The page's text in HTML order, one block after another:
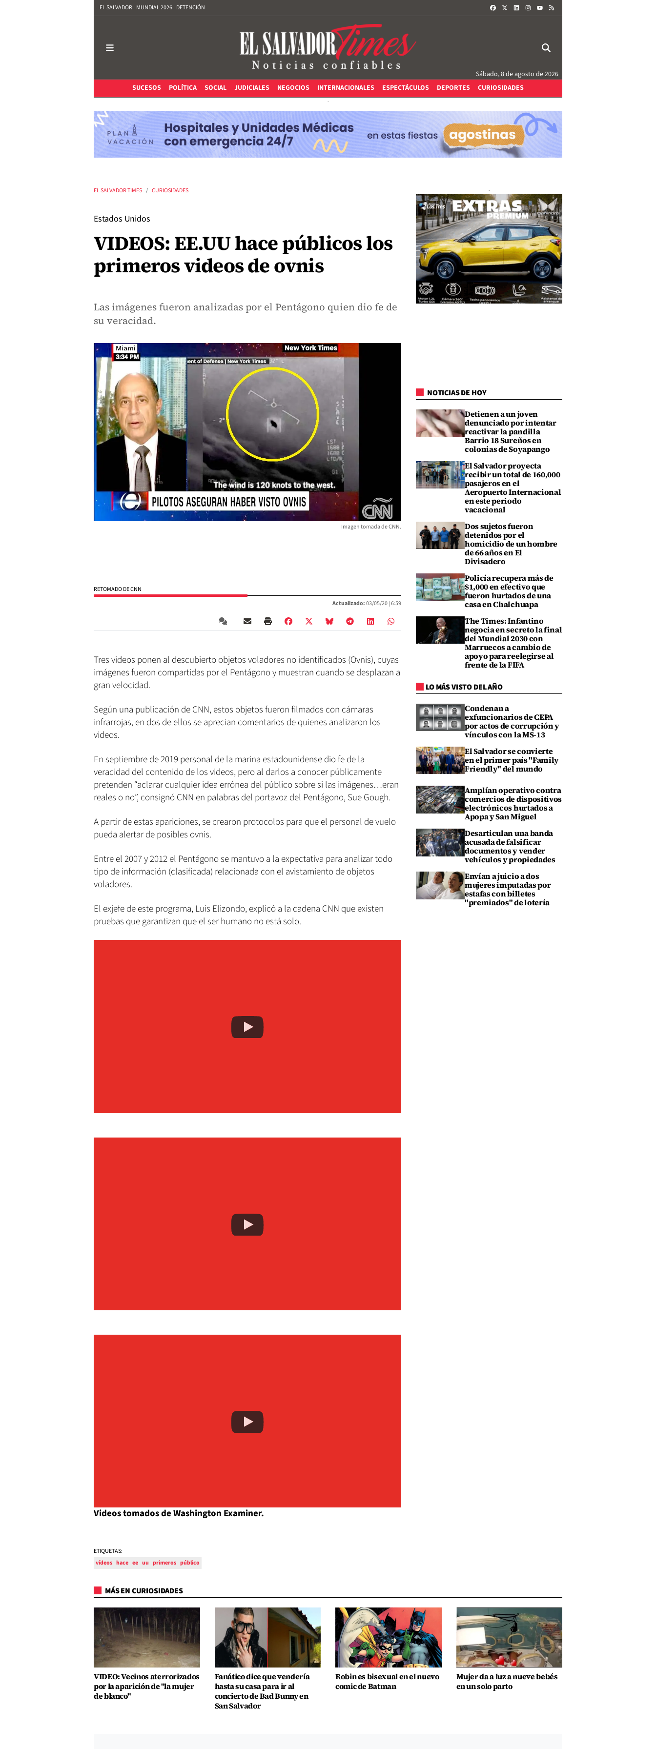
EL SALVADOR MUNDIAL 2026 DETENCIÓN FACEBOOKLINKEDININSTAGRAM
Sábado, 8 de agosto de 2026
SUCESOS
POLÍTICA SOCIAL JUDICIALES NEGOCIOS INTERNACIONALES ESPECTÁCULOS DEPORTES CURIOSIDADES
EL SALVADOR TIMES CURIOSIDADES
Estados Unidos
VIDEOS: EE.UU hace públicos los
primeros videos de ovnis
Las imágenes fueron analizadas por el Pentágono quien dio fe de
su veracidad.
Imagen tomada de CNN.
RETOMADO DE CNN
Actualizado:03/05/20 |6:59
Tres videos ponen al descubierto objetos voladores no identificados (Ovnis), cuyas
imágenes fueron compartidas por el Pentágono y muestran cuando se desplazan a
gran velocidad.
Según una publicación de CNN, estos objetos fueron filmados con cámaras
infrarrojas, en dos de ellos se aprecian comentarios de quienes analizaron los
videos.
En septiembre de 2019 personal de la marina estadounidense dio fe de la
veracidad del contenido de los videos, pero al darlos a conocer públicamente
pretenden “aclarar cualquier idea errónea del público sobre si las imágenes…eran
reales o no”, consignó CNN en palabras del portavoz del Pentágono, Sue Gough.
A partir de estas apariciones, se crearon protocolos para que el personal de vuelo
pueda alertar de posibles ovnis.
Entre el 2007 y 2012 el Pentágono se mantuvo a la expectativa para analizar todo
tipo de información (clasificada) relacionada con el avistamiento de objetos
voladores.
El exjefe de este programa, Luis Elizondo, explicó a la cadena CNN que existen
pruebas que garantizan que el ser humano no está solo.
Videos tomados de Washington Examiner.
ETIQUETAS:
vídeos hace ee uu primeros público
NOTICIAS DE HOY
Detienen a un joven
denunciado por intentar
reactivar la pandilla
Barrio 18 Sureños en
colonias de Soyapango
El Salvador proyecta
recibir un total de 160,000
pasajeros en el
Aeropuerto Internacional
en este periodo
vacacional
Dos sujetos fueron
detenidos por el
homicidio de un hombre
de 66 años en El
Divisadero
Policía recupera más de
$1,000 en efectivo que
fueron hurtados de una
casa en Chalchuapa
The Times: Infantino
negocia en secreto la final
del Mundial 2030 con
Marruecos a cambio de
apoyo para reelegirse al
frente de la FIFA
LO MÁS VISTO DEL AÑO
Condenan a
exfuncionarios de CEPA
por actos de corrupción y
vínculos con la MS-13
El Salvador se convierte
en el primer país "Family
Friendly" del mundo
Amplían operativo contra
comercios de dispositivos
electrónicos hurtados a
Apopa y San Miguel
Desarticulan una banda
acusada de falsificar
documentos y vender
vehículos y propiedades
Envían a juicio a dos
mujeres imputadas por
estafas con billetes
"premiados" de lotería
MÁS EN CURIOSIDADES
VIDEO: Vecinos aterrorizados
por la aparición de "la mujer
de blanco"
Fanático dice que vendería
hasta su casa para ir al
concierto de Bad Bunny en
San Salvador
Robin es bisexual en el nuevo
comic de Batman
Mujer da a luz a nueve bebés
en un solo parto